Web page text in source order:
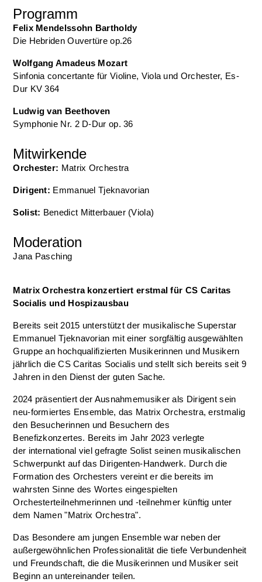
Programm
Felix Mendelssohn Bartholdy
Die Hebriden Ouvertüre op.26
Wolfgang Amadeus Mozart
Sinfonia concertante für Violine, Viola und Orchester, Es-
Dur KV 364
Ludwig van Beethoven
Symphonie Nr. 2 D-Dur op. 36
Mitwirkende
Orchester: Matrix Orchestra
Dirigent: Emmanuel Tjeknavorian
Solist: Benedict Mitterbauer (Viola)
Moderation
Jana Pasching
Matrix Orchestra konzertiert erstmal für CS Caritas
Socialis und Hospizausbau
Bereits seit 2015 unterstützt der musikalische Superstar
Emmanuel Tjeknavorian mit einer sorgfältig ausgewählten
Gruppe an hochqualifizierten Musikerinnen und Musikern
jährlich die CS Caritas Socialis und stellt sich bereits seit 9
Jahren in den Dienst der guten Sache.
2024 präsentiert der Ausnahmemusiker als Dirigent sein
neu-formiertes Ensemble, das Matrix Orchestra, erstmalig
den Besucherinnen und Besuchern des
Benefizkonzertes. Bereits im Jahr 2023 verlegte
der international viel gefragte Solist seinen musikalischen
Schwerpunkt auf das Dirigenten-Handwerk. Durch die
Formation des Orchesters vereint er die bereits im
wahrsten Sinne des Wortes eingespielten
Orchesterteilnehmerinnen und -teilnehmer künftig unter
dem Namen "Matrix Orchestra".
Das Besondere am jungen Ensemble war neben der
außergewöhnlichen Professionalität die tiefe Verbundenheit
und Freundschaft, die die Musikerinnen und Musiker seit
Beginn an untereinander teilen.